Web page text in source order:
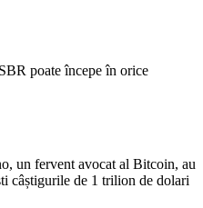
poate începe în orice
un fervent avocat al Bitcoin, au
câștigurile de 1 trilion de dolari